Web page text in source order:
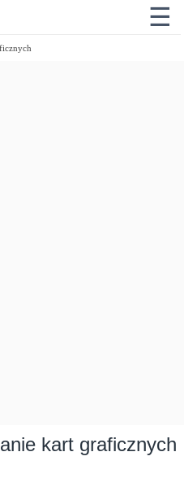
☰
kart graficznych